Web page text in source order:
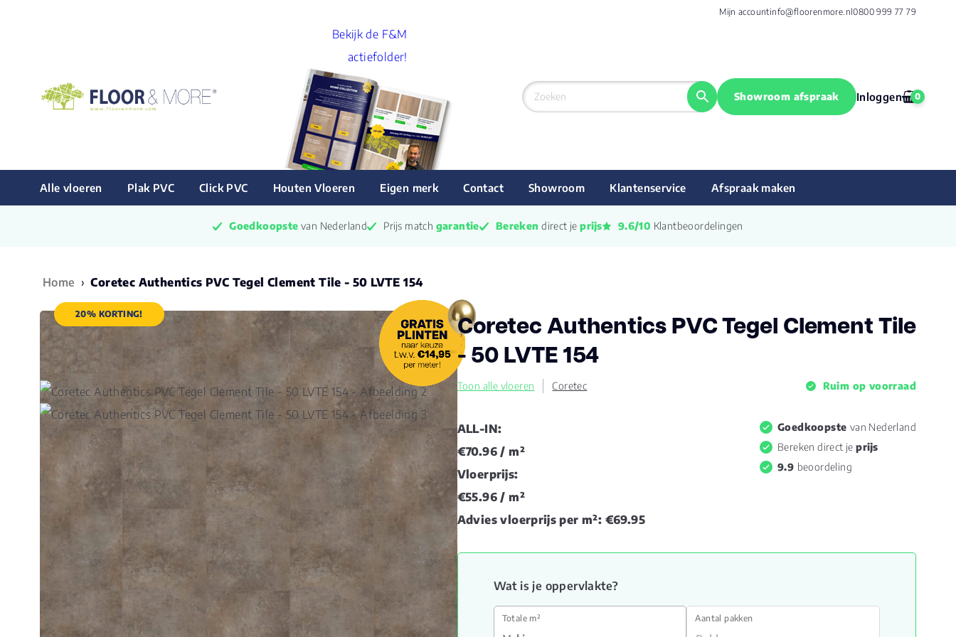
Mijn accountinfo@floorenmore.nl0800 999 77 79
Bekijk de F&M
actiefolder!
Showroom afspraak Inloggen 0
Alle vloeren Plak PVC Click PVC Houten Vloeren Eigen merk Contact Showroom Klantenservice Afspraak maken
Goedkoopste van Nederland Prijs match garantie Bereken direct je prijs 9.6/10 Klantbeoordelingen
Home › Coretec Authentics PVC Tegel Clement Tile - 50 LVTE 154
20% KORTING!
Coretec Authentics PVC Tegel Clement Tile
- 50 LVTE 154
Toon alle vloeren Coretec Ruim op voorraad
ALL-IN:
€70.96 / m²
Vloerprijs:
€55.96/ m²
Advies vloerprijs per m²: €69.95
Goedkoopste van Nederland
Bereken direct jeprijs
9.9 beoordeling
Wat is je oppervlakte?
Totale m² Aantal pakken